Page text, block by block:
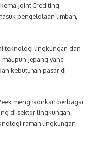
Joint Crediting
pengelolaan limbah,
teknologi lingkungan dan
Jepang yang
kebutuhan pasar di
menghadirkan berbagai
di sektor lingkungan,
ramah lingkungan